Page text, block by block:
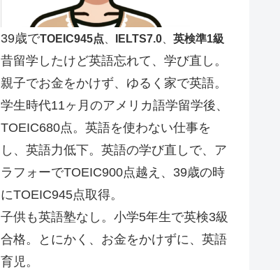
39歳でTOEIC945点 IELTS7.0 英検準1級
昔留学したけど英語忘れて、学び直し。
親子でお金をかけず、ゆるく家で英語。
学生時代11ヶ月のアメリカ語学留学後、
TOEIC680点。英語を使わない仕事を
し、英語力低下。英語の学び直しで、ア
ラフォーでTOEIC900点越え、39歳の時
にTOEIC945点取得。
子供も英語塾なし。小学5年生で英検3級
合格。とにかく、お金をかけずに、英語
育児。